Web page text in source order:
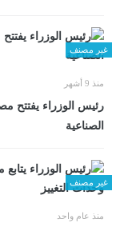
غير مصنف
منذ 9 أشهر
رئيس الوزراء يفتتح
الصناعية
غير مصنف
منذ عام واحد